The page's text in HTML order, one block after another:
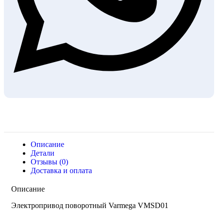
Описание
Детали
Отзывы (0)
Доставка и оплата
Описание
Электропривод поворотный Varmega VMSD01